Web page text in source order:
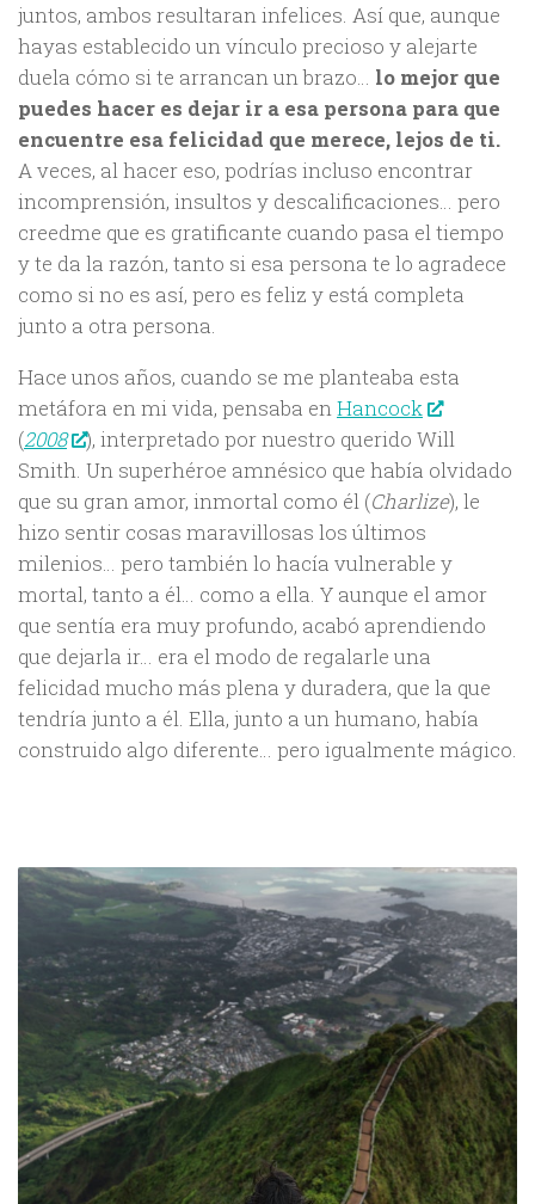
juntos, ambos resultaran infelices. Así que, aunque
hayas establecido un vínculo precioso y alejarte
duela cómo si te arrancan un brazo… lo mejor que
puedes hacer es dejar ir a esa persona para que
encuentre esa felicidad que merece, lejos de ti.
A veces, al hacer eso, podrías incluso encontrar
incomprensión, insultos y descalificaciones… pero
creedme que es gratificante cuando pasa el tiempo
y te da la razón, tanto si esa persona te lo agradece
como si no es así, pero es feliz y está completa
junto a otra persona.
Hace unos años, cuando se me planteaba esta
metáfora en mi vida, pensaba enHancock
(2008
), interpretado por nuestro querido Will
Smith. Un superhéroe amnésico que había olvidado
que su gran amor, inmortal como él (Charlize), le
hizo sentir cosas maravillosas los últimos
milenios… pero también lo hacía vulnerable y
mortal, tanto a él… como a ella. Y aunque el amor
que sentía era muy profundo, acabó aprendiendo
que dejarla ir… era el modo de regalarle una
felicidad mucho más plena y duradera, que la que
tendría junto a él. Ella, junto a un humano, había
construido algo diferente… pero igualmente mágico.